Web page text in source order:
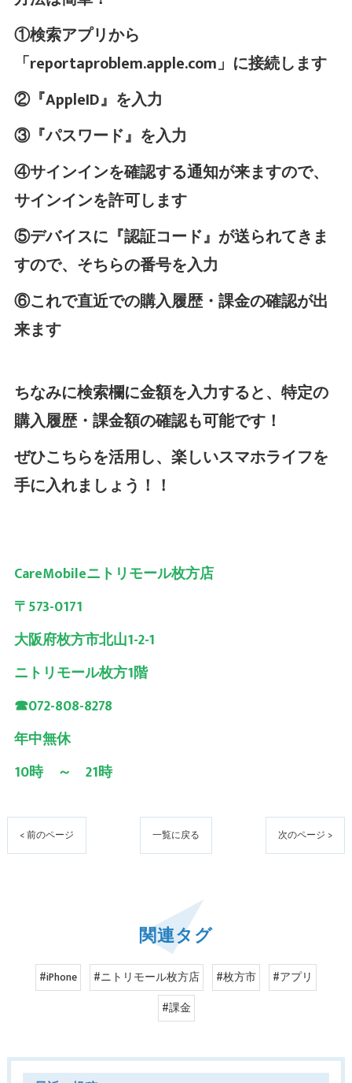
①検索アプリから
「reportaproblem.apple.com」に接続します
②『AppleID』を入力
③『パスワード』を入力
④サインインを確認する通知が来ますので、
サインインを許可します
⑤デバイスに『認証コード』が送られてきま
すので、そちらの番号を入力
⑥これで直近での購入履歴・課金の確認が出
来ます
ちなみに検索欄に金額を入力すると、特定の
購入履歴・課金額の確認も可能です！
ぜひこちらを活用し、楽しいスマホライフを
手に入れましょう！！
CareMobileニトリモール枚方店
〒573-0171
大阪府枚方市北山1-2-1
ニトリモール枚方1階
☎072-808-8278
年中無休
10時 ～ 21時
< 前のページ 一覧に戻る 次のページ >
関連タグ
#iPhone #ニトリモール枚方店 #枚方市
#アプリ
#課金